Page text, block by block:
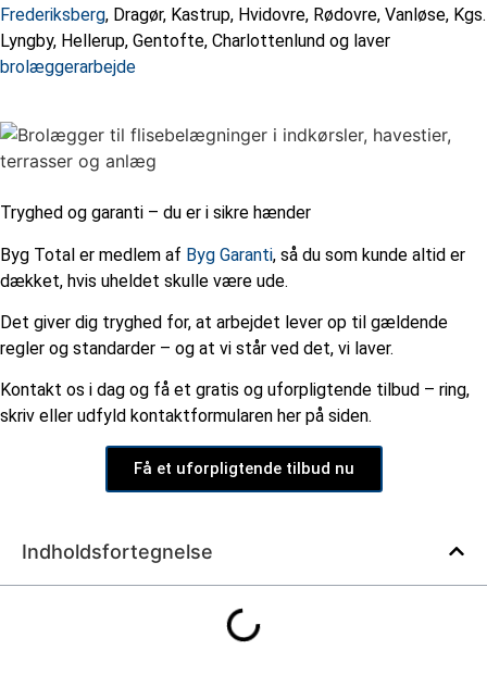
Frederiksberg, Dragør, Kastrup, Hvidovre, Rødovre, Vanløse, Kgs.
Lyngby, Hellerup, Gentofte, Charlottenlund og laver
brolæggerarbejde
Tryghed og garanti – du er i sikre hænder
Byg Total er medlem af Byg Garanti, så du som kunde altid er
dækket, hvis uheldet skulle være ude.
Det giver dig tryghed for, at arbejdet lever op til gældende
regler og standarder – og at vi står ved det, vi laver.
Kontakt os i dag og få et gratis og uforpligtende tilbud – ring,
skriv eller udfyld kontaktformularen her på siden.
Få et uforpligtende tilbud nu
Indholdsfortegnelse